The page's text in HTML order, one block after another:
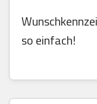
so einfach!